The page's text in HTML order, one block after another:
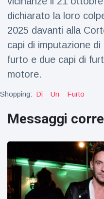
aspettare
una
bambina
Millie Bobby
Brown
incoraggia
sua figlia ad
creativa
Visualizzazioni
Tom
figlio dei
sogni’
Visualizzazioni
dichiarato la loro
2025 davanti alla
capi di imputazione
furto e due capi di
motore.
Shopping: Di Un Furto
Messaggi